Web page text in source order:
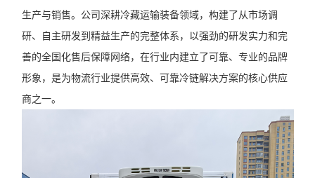
生产与销售。公司深耕冷藏运输装备领域，构建了从市场调
研、自主研发到精益生产的完整体系，以强劲的研发实力和完
善的全国化售后保障网络，在行业内建立了可靠、专业的品牌
形象，是为物流行业提供高效、可靠冷链解决方案的核心供应
商之一。